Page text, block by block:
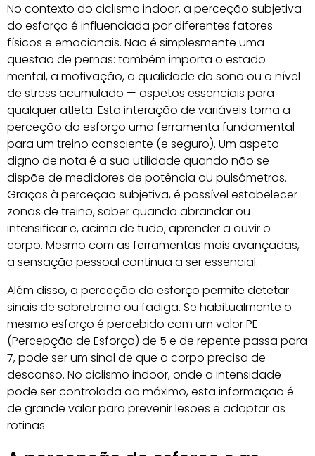
No contexto do ciclismo indoor, a perceção subjetiva
do esforço é influenciada por diferentes fatores
físicos e emocionais. Não é simplesmente uma
questão de pernas: também importa o estado
mental, a motivação, a qualidade do sono ou o nível
de stress acumulado — aspetos essenciais para
qualquer atleta. Esta interação de variáveis torna a
perceção do esforço uma ferramenta fundamental
para um treino consciente (e seguro). Um aspeto
digno de nota é a sua utilidade quando não se
dispõe de medidores de potência ou pulsómetros.
Graças à perceção subjetiva, é possível estabelecer
zonas de treino, saber quando abrandar ou
intensificar e, acima de tudo, aprender a ouvir o
corpo. Mesmo com as ferramentas mais avançadas,
a sensação pessoal continua a ser essencial.
Além disso, a perceção do esforço permite detetar
sinais de sobretreino ou fadiga. Se habitualmente o
mesmo esforço é percebido com um valor PE
(Percepção de Esforço) de 5 e de repente passa para
7, pode ser um sinal de que o corpo precisa de
descanso. No ciclismo indoor, onde a intensidade
pode ser controlada ao máximo, esta informação é
de grande valor para prevenir lesões e adaptar as
rotinas.